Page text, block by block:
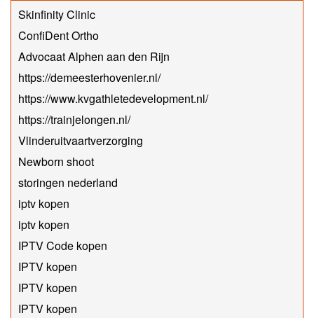
Skinfinity Clinic
ConfiDent Ortho
Advocaat Alphen aan den Rijn
https://demeesterhovenier.nl/
https://www.kvgathletedevelopment.nl/
https://trainjelongen.nl/
Vlinderuitvaartverzorging
Newborn shoot
storingen nederland
iptv kopen
iptv kopen
IPTV Code kopen
IPTV kopen
IPTV kopen
IPTV kopen